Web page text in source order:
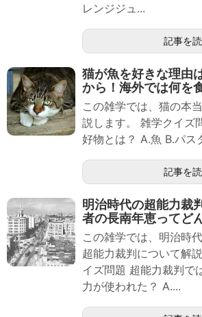
レンジジュ...
記事を
猫が魚を好きな理由
から！海外では何を
この雑学では、猫の本
説します。 雑学クイズ
好物とは？ A.魚 B.パス
記事を
明治時代の超能力裁
者の長南年恵ってど
この雑学では、明治時
超能力裁判について解
イズ問題 超能力裁判で
力が使われた？ A....